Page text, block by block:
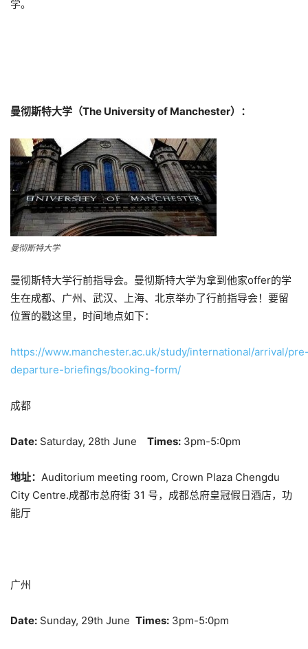
学。
曼彻斯特大学（The University of Manchester）：
曼彻斯特大学
曼彻斯特大学行前指导会。曼彻斯特大学为拿到他家offer的学
生在成都、广州、武汉、上海、北京举办了行前指导会！要留
位置的戳这里，时间地点如下：
https://www.manchester.ac.uk/study/international/arrival/
departure-briefings/booking-form/
成都
Date: Saturday, 28th June Times: 3pm-5:0pm
地址： Auditorium meeting room, Crown Plaza Chengdu
City Centre.成都市总府街 31 号，成都总府皇冠假日酒店，功
能厅
广州
Date: Sunday, 29th June Times: 3pm-5:0pm